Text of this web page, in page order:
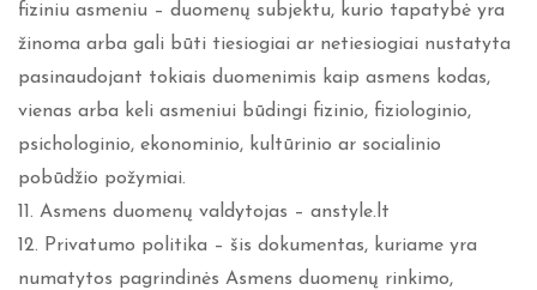
fiziniu asmeniu – duomenų subjektu, kurio tapatybė yra
žinoma arba gali būti tiesiogiai ar netiesiogiai nustatyta
pasinaudojant tokiais duomenimis kaip asmens kodas,
vienas arba keli asmeniui būdingi fizinio, fiziologinio,
psichologinio, ekonominio, kultūrinio ar socialinio
pobūdžio požymiai.
11. Asmens duomenų valdytojas – anstyle.lt
12. Privatumo politika – šis dokumentas, kuriame yra
numatytos pagrindinės Asmens duomenų rinkimo,